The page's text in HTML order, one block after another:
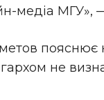
медіа МГУ»,
пояснює
не